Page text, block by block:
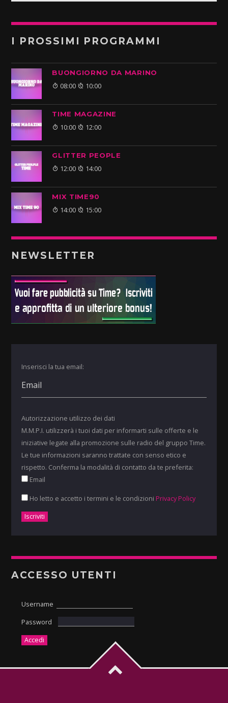
I PROSSIMI PROGRAMMI
BUONGIORNO DA MARINO
08:00 10:00
TIME MAGAZINE
10:00 12:00
GLITTER PEOPLE
12:00 14:00
MIX TIME90
14:00 15:00
NEWSLETTER
Inserisci la tua email:
Autorizzazione utilizzo dei dati
M.M.P.I. utilizzerà i tuoi dati per informarti sulle offerte e le
iniziative legate alla promozione sulle radio del gruppo Time.
Le tue informazioni saranno trattate con senso etico e
rispetto. Conferma la modalità di contatto da te preferita:
Email
Ho letto e accetto i termini e le condizioni Privacy Policy
ACCESSO UTENTI
Username
Password